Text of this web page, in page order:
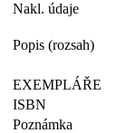
Nakl. údaje
Popis (rozsah)
EXEMPLÁŘE
ISBN
Poznámka